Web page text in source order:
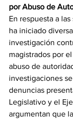
por Abuso de
En respuesta a
ha iniciado
investigación
magistrados por
abuso de
investigaciones
denuncias
Legislativo y el
argumentan que